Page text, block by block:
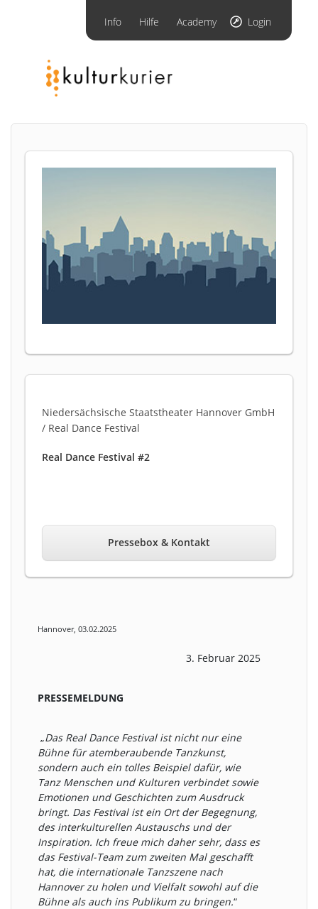
Info Hilfe Academy Login
Niedersächsische Staatstheater Hannover GmbH
/ Real Dance Festival
Real Dance Festival #2
Pressebox & Kontakt
Hannover, 03.02.2025
3. Februar 2025
PRESSEMELDUNG
„Das Real Dance Festival ist nicht nur eine
Bühne für atemberaubende Tanzkunst,
sondern auch ein tolles Beispiel dafür, wie
Tanz Menschen und Kulturen verbindet sowie
Emotionen und Geschichten zum Ausdruck
bringt. Das Festival ist ein Ort der Begegnung,
des interkulturellen Austauschs und der
Inspiration. Ich freue mich daher sehr, dass es
das Festival-Team zum zweiten Mal geschafft
hat, die internationale Tanzszene nach
Hannover zu holen und Vielfalt sowohl auf die
Bühne als auch ins Publikum zu bringen.“